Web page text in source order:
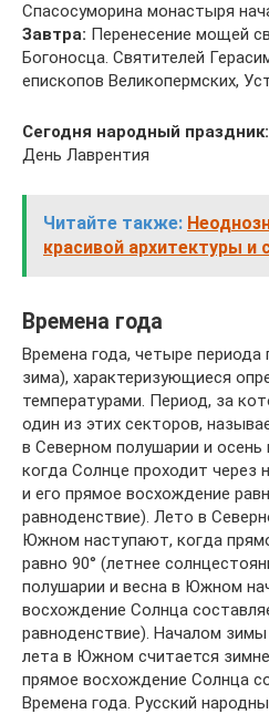
Спасосуморина монастыря
Завтра: Перенесение мощей
Богоносца. Святителей
епископов Великопермских,
Сегодня народный праздник:
День Лаврентия
Читайте также:
красивой архитектуры и
Времена года
Времена года, четыре периода
зима), характеризующиеся
температурами. Период, за
один из этих секторов,
в Северном полушарии и
когда Солнце проходит через
и его прямое восхождение
равноденствие). Лето в
Южном наступают, когда
равно 90° (летнее
полушарии и весна в Южном
восхождение Солнца
равноденствие). Началом
лета в Южном считается
прямое восхождение Солнца
Времена года. Русский